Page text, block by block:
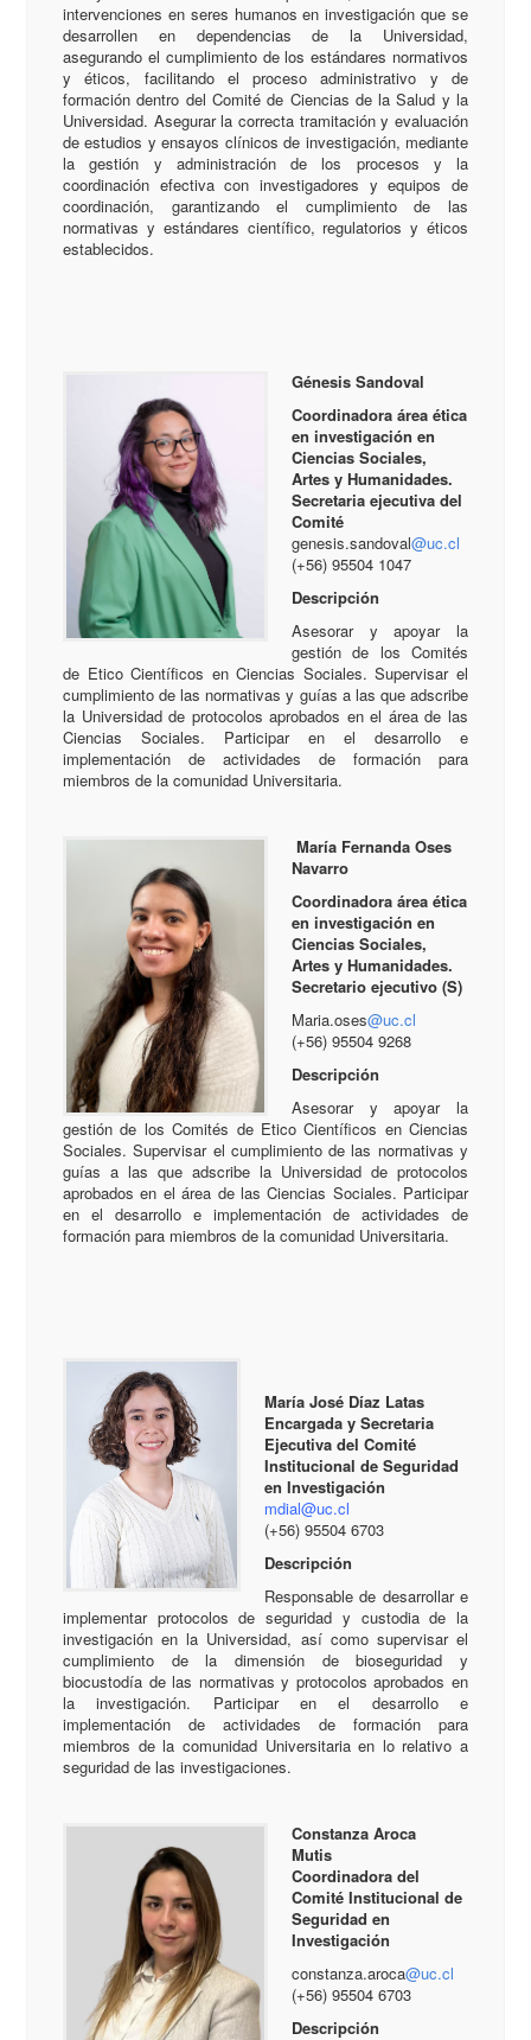
intervenciones en seres humanos en investigación que se
desarrollen en dependencias de la Universidad,
asegurando el cumplimiento de los estándares normativos
y éticos, facilitando el proceso administrativo y de
formación dentro del Comité de Ciencias de la Salud y la
Universidad. Asegurar la correcta tramitación y evaluación
de estudios y ensayos clínicos de investigación, mediante
la gestión y administración de los procesos y la
coordinación efectiva con investigadores y equipos de
coordinación, garantizando el cumplimiento de las
normativas y estándares científico, regulatorios y éticos
establecidos.
Génesis Sandoval
Coordinadora área ética
en investigación en
Ciencias Sociales,
Artes y Humanidades.
Secretaria ejecutiva del
Comité
genesis.sandoval@uc.cl
(+56) 95504 1047
Descripción
Asesorar y apoyar la
gestión de los Comités
de Etico Científicos en Ciencias Sociales. Supervisar el
cumplimiento de las normativas y guías a las que adscribe
la Universidad de protocolos aprobados en el área de las
Ciencias Sociales. Participar en el desarrollo e
implementación de actividades de formación para
miembros de la comunidad Universitaria.
María Fernanda Oses
Navarro
Coordinadora área ética
en investigación en
Ciencias Sociales,
Artes y Humanidades.
Secretario ejecutivo (S)
Maria.oses@uc.cl
(+56) 95504 9268
Descripción
Asesorar y apoyar la
gestión de los Comités de Etico Científicos en Ciencias
Sociales. Supervisar el cumplimiento de las normativas y
guías a las que adscribe la Universidad de protocolos
aprobados en el área de las Ciencias Sociales. Participar
en el desarrollo e implementación de actividades de
formación para miembros de la comunidad Universitaria.
María José Díaz Latas
Encargada y Secretaria
Ejecutiva del Comité
Institucional de Seguridad
en Investigación
mdial@uc.cl
(+56) 95504 6703
Descripción
Responsable de desarrollar e
implementar protocolos de seguridad y custodia de la
investigación en la Universidad, así como supervisar el
cumplimiento de la dimensión de bioseguridad y
biocustodía de las normativas y protocolos aprobados en
la investigación. Participar en el desarrollo e
implementación de actividades de formación para
miembros de la comunidad Universitaria en lo relativo a
seguridad de las investigaciones.
Constanza Aroca
Mutis
Coordinadora del
Comité Institucional de
Seguridad en
Investigación
constanza.aroca@uc.cl
(+56) 95504 6703
Descripción